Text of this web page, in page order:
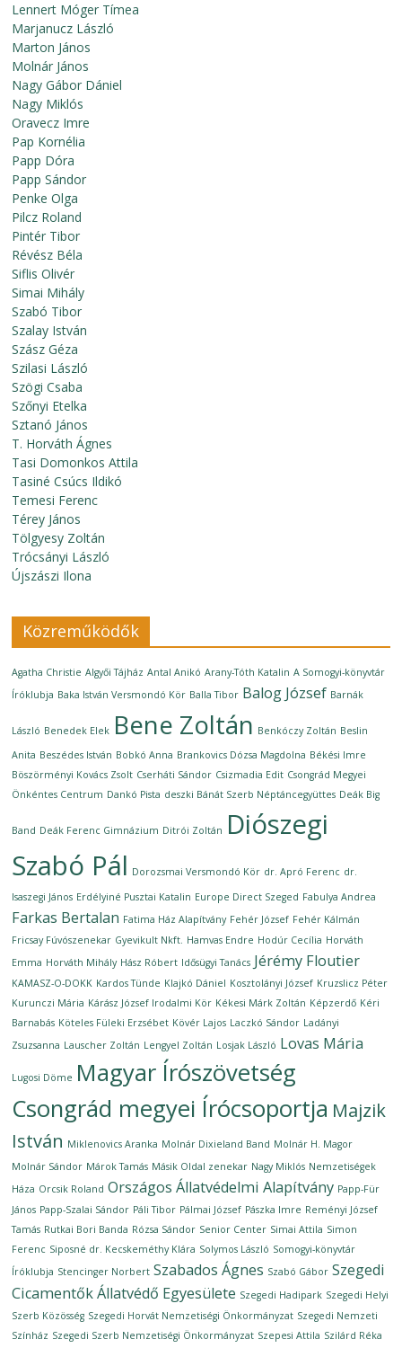
Lennert Móger Tímea
Marjanucz László
Marton János
Molnár János
Nagy Gábor Dániel
Nagy Miklós
Oravecz Imre
Pap Kornélia
Papp Dóra
Papp Sándor
Penke Olga
Pilcz Roland
Pintér Tibor
Révész Béla
Siflis Olivér
Simai Mihály
Szabó Tibor
Szalay István
Szász Géza
Szilasi László
Szögi Csaba
Szőnyi Etelka
Sztanó János
T. Horváth Ágnes
Tasi Domonkos Attila
Tasiné Csúcs Ildikó
Temesi Ferenc
Térey János
Tölgyesy Zoltán
Trócsányi László
Újszászi Ilona
Közreműködők
Agatha Christie Algyői Tájház Antal Anikó Arany-Tóth Katalin A Somogyi-könyvtár
Íróklubja Baka István Versmondó Kör Balla Tibor Balog József Barnák
László Benedek Elek Bene Zoltán Benkóczy Zoltán Beslin
Anita Beszédes István Bobkó Anna Brankovics Dózsa Magdolna Békési Imre
Böszörményi Kovács Zsolt Cserháti Sándor Csizmadia Edit Csongrád Megyei
Önkéntes Centrum Dankó Pista deszki Bánát Szerb Néptáncegyüttes Deák Big
Band Deák Ferenc Gimnázium Ditrói Zoltán Diószegi
Szabó Pál Dorozsmai Versmondó Kör dr. Apró Ferenc dr.
Isaszegi János Erdélyiné Pusztai Katalin Europe Direct Szeged Fabulya Andrea
Farkas Bertalan Fatima Ház Alapítvány Fehér József Fehér Kálmán
Fricsay Fúvószenekar Gyevikult Nkft. Hamvas Endre Hodúr Cecília Horváth
Emma Horváth Mihály Hász Róbert Idősügyi Tanács Jérémy Floutier
KAMASZ-O-DOKK Kardos Tünde Klajkó Dániel Kosztolányi József Kruzslicz Péter
Kurunczi Mária Kárász József Irodalmi Kör Kékesi Márk Zoltán Képzerdő Kéri
Barnabás Köteles Füleki Erzsébet Kövér Lajos Laczkó Sándor Ladányi
Zsuzsanna Lauscher Zoltán Lengyel Zoltán Losjak László Lovas Mária
Lugosi Döme Magyar Írószövetség
Csongrád megyei Írócsoportja Majzik
István Miklenovics Aranka Molnár Dixieland Band Molnár H. Magor
Molnár Sándor Márok Tamás Másik Oldal zenekar Nagy Miklós Nemzetiségek
Háza Orcsik Roland Országos Állatvédelmi Alapítvány Papp-Für
János Papp-Szalai Sándor Páli Tibor Pálmai József Pászka Imre Reményi József
Tamás Rutkai Bori Banda Rózsa Sándor Senior Center Simai Attila Simon
Ferenc Siposné dr. Kecskeméthy Klára Solymos László Somogyi-könyvtár
Íróklubja Stencinger Norbert Szabados Ágnes Szabó Gábor Szegedi
Cicamentők Állatvédő Egyesülete Szegedi Hadipark Szegedi Helyi
Szerb Közösség Szegedi Horvát Nemzetiségi Önkormányzat Szegedi Nemzeti
Színház Szegedi Szerb Nemzetiségi Önkormányzat Szepesi Attila Szilárd Réka